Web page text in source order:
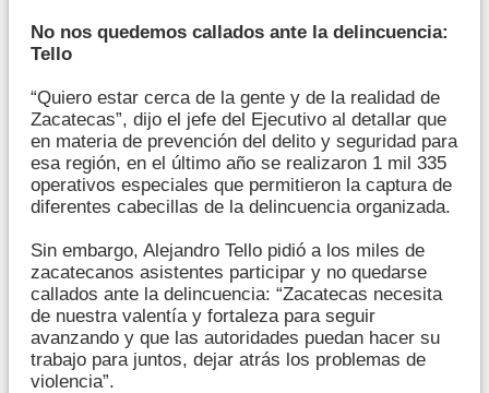
No nos quedemos callados ante la delincuencia:
Tello
“Quiero estar cerca de la gente y de la realidad de
Zacatecas”, dijo el jefe del Ejecutivo al detallar que
en materia de prevención del delito y seguridad para
esa región, en el último año se realizaron 1 mil 335
operativos especiales que permitieron la captura de
diferentes cabecillas de la delincuencia organizada.
Sin embargo, Alejandro Tello pidió a los miles de
zacatecanos asistentes participar y no quedarse
callados ante la delincuencia: “Zacatecas necesita
de nuestra valentía y fortaleza para seguir
avanzando y que las autoridades puedan hacer su
trabajo para juntos, dejar atrás los problemas de
violencia”.